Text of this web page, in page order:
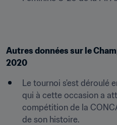
Autres données sur le
2020
Le tournoi s'est déroulé
qui à cette occasion a
compétition de la
de son histoire.